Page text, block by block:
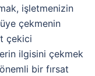
işletmenizin
çekmenin
çekici
ilgisini çekmek
bir fırsat